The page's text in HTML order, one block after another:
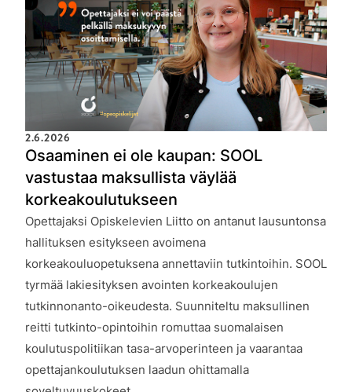
2.6.2026
Osaaminen ei ole kaupan: SOOL
vastustaa maksullista väylää
korkeakoulutukseen
Opettajaksi Opiskelevien Liitto on antanut lausuntonsa
hallituksen esitykseen avoimena
korkeakouluopetuksena annettaviin tutkintoihin. SOOL
tyrmää lakiesityksen avointen korkeakoulujen
tutkinnonanto-oikeudesta. Suunniteltu maksullinen
reitti tutkinto-opintoihin romuttaa suomalaisen
koulutuspolitiikan tasa-arvoperinteen ja vaarantaa
opettajankoulutuksen laadun ohittamalla